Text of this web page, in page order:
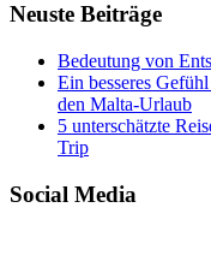
Neuste Beiträge
Bedeutung von
Ein besseres
den Malta-Urlaub
5 unterschätzte
Trip
Social Media